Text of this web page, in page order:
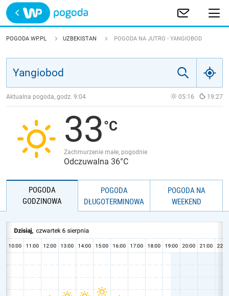
Trwa ładowanie
POLSKA
JAKOŚĆ POWIETRZA
POGODA WP.PL UZBEKISTAN POGODA NA JUTRO - YANGIOBOD
Aktualna pogoda, godz. 9:04 05:16 19:27
33
Zachmurzenie małe, pogodnie
Odczuwalna 36°C
POGODA
GODZINOWA
POGODA
DŁUGOTERMINOWA
POGODA NA
WEEKEND